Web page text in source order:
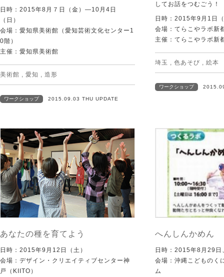
日時：2015年8月７日（金）—10月4日
（日）
会場：愛知県美術館（愛知芸術文化センター1
0階）
主催：愛知県美術館
美術館 , 愛知 , 造形
ワークショップ 2015.09.03 THU UPDATE
してお話をつむごう！
日時：2015年9月1日
会場：てらこやラボ新
主催：てらこやラボ新
埼玉 , 色あそび , 絵本
ワークショップ
あなたの種を育てよう
日時：2015年9月12日（土）
会場：デザイン・クリエイティブセンター神
戸（KIITO）
へんしんかめん
日時：2015年8月29
会場：沖縄こどものく
ム